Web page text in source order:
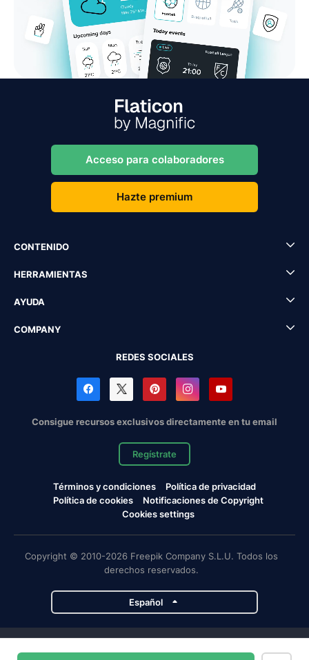
Acceso para colaboradores
Hazte premium
CONTENIDO
HERRAMIENTAS
AYUDA
COMPANY
REDES SOCIALES
Consigue recursos exclusivos directamente en tu email
Regístrate
Términos y condiciones
Política de privacidad
Política de cookies
Notificaciones de Copyright
Cookies settings
Copyright © 2010-2026 Freepik Company S.L.U. Todos los
derechos reservados.
Español